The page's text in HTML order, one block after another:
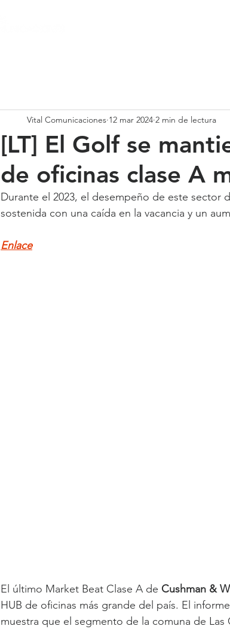
[LT] El Golf se
de oficinas clase A
Vital Comunicaciones 12 mar 2024 2 min de lectura
Durante el 2023, el desempeño de este sector
sostenida con una caída en la vacancia y un
Enlace
El último Market Beat Clase A de Cushman &
HUB de oficinas más grande del país. El
muestra que el segmento de la comuna de